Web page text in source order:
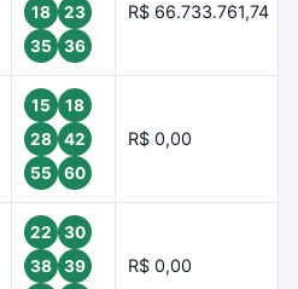
18
23
35
36
R$ 66.733.761,74
15
18
28
42
55
60
R$ 0,00
22
30
38
39
R$ 0,00